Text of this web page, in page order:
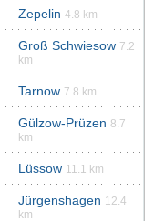
Zepelin 4.8 km
Groß Schwiesow 7.2
km
Tarnow 7.8 km
Gülzow-Prüzen 8.7
km
Lüssow 11.1 km
Jürgenshagen 12.4
km